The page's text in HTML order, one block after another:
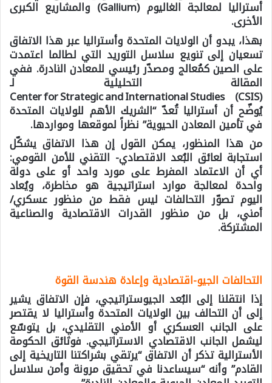
أستراليا لمعالجة الغاليوم (Gallium) والمشاريع الكبرى
الأخرى.
بهذا، يبدو أن الولايات المتحدة وأستراليا عبر هذا الاتفاق
تسعيان إلى تنويع سلاسل التوريد التي لطالما اعتمدت
على الصين كمُعالج ومصدّر رئيسي للمعادن النادرة. ففي
المقالة التحليلية لـ
Center for Strategic and International Studies (CSIS)
يُوضّح أن أستراليا تُعدّ “الشريك الأهم للولايات المتحدة
في تأمين المعادن الحيوية” نظراً لموقعها ومواردها.
من هذا المنظور، يمكن القول إن هذا الاتفاق يشكّل
استجابة لعائق البُعد الاقتصادي- التقني للأمن القومي:
أي أن الاعتماد المفرط على مورد واحد أو على دولة
واحدة لمعالجة موارد استراتيجية هو مخاطرة، ويُعاد
اليوم تصوّر التحالفات ليس فقط من منظور عسكري/
أمني، بل من منظور القدرات الاقتصادية والصناعية
المشتركة.
التحالفات الجيو-اقتصادية وإعادة هندسة القوة
إذا انتقلنا إلى البُعد الجيوستراتيجي، فإن الاتفاق يشير
إلى أن التحالف بين الولايات المتحدة وأستراليا لا يقتصر
على الجانب العسكري أو الأمني التقليدي، بل يتوسّع
ليشمل الجانب الاقتصادي الاستراتيجي. فوثائق الحكومة
الأسترالية تذكر أن الاتفاق “يرتقي بشراكتنا التاريخية إلى
القادم” وأنه “سيساعدنا في تحقيق مرونة وأمن سلاسل